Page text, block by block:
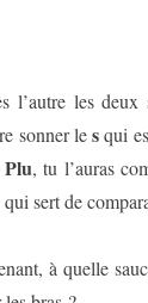
l’autre les
sonner lesqui
Plu, tu l’auras
qui sert de
à quelle